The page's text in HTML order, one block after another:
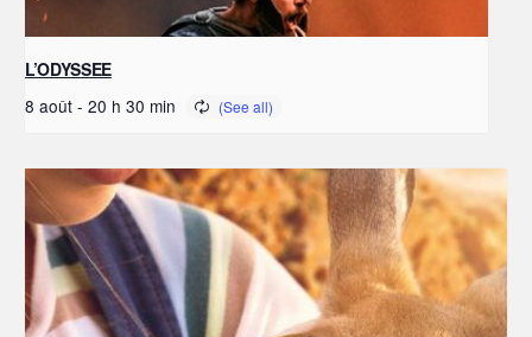
L’ODYSSEE
8 août - 20 h 30 min